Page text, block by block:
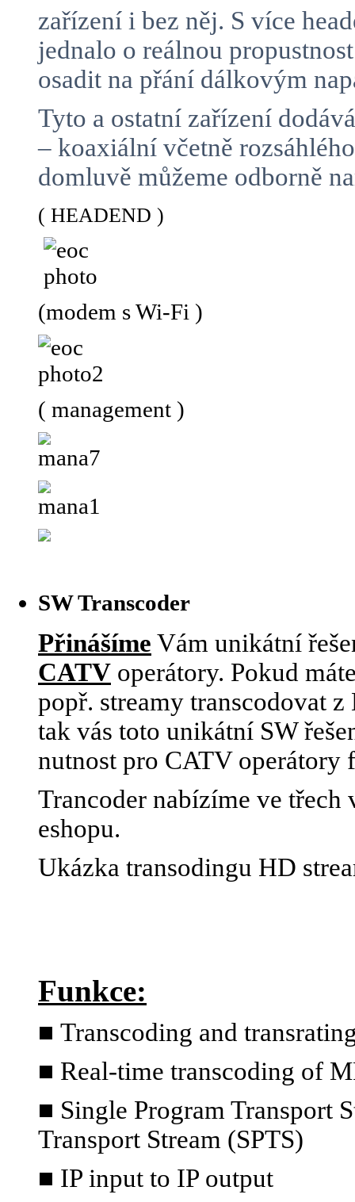
zařízení i bez něj. S více
jednalo o reálnou
osadit na přání dálkovým
Tyto a ostatní zařízení
– koaxiální včetně
domluvě můžeme odborně
( HEADEND )
(modem s Wi-Fi )
( management )
SW Transcoder
Přinášíme Vám unikátní
CATV operátory. Pokud
popř. streamy transcodovat
tak vás toto unikátní SW
nutnost pro CATV operátory
Trancoder nabízíme ve třech
eshopu.
Ukázka transodingu HD
Funkce:
■ Transcoding and
■ Real-time transcoding of
■ Single Program Transport
Transport Stream (SPTS)
■ IP input to IP output